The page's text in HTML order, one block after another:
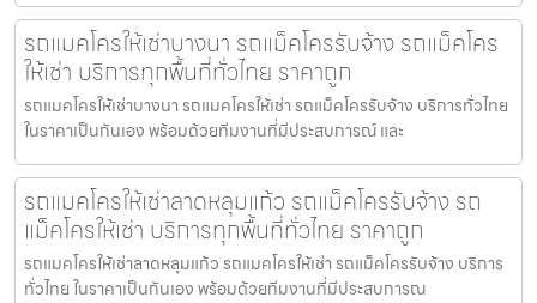
รถแมคโครให้เช่าบางนา รถแม็คโครรับจ้าง รถแม็คโคร
ให้เช่า บริการทุกพื้นที่ทั่วไทย ราคาถูก
รถแมคโครให้เช่าบางนา รถแมคโครให้เช่า รถแม็คโครรับจ้าง บริการทั่วไทย
ในราคาเป็นกันเอง พร้อมด้วยทีมงานที่มีประสบการณ์ และ
รถแมคโครให้เช่าลาดหลุมแก้ว รถแม็คโครรับจ้าง รถ
แม็คโครให้เช่า บริการทุกพื้นที่ทั่วไทย ราคาถูก
รถแมคโครให้เช่าลาดหลุมแก้ว รถแมคโครให้เช่า รถแม็คโครรับจ้าง บริการ
ทั่วไทย ในราคาเป็นกันเอง พร้อมด้วยทีมงานที่มีประสบการณ